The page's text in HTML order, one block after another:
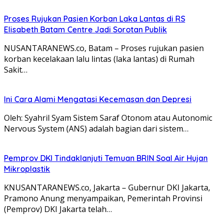
Proses Rujukan Pasien Korban Laka Lantas di RS
Elisabeth Batam Centre Jadi Sorotan Publik
NUSANTARANEWS.co, Batam – Proses rujukan pasien
korban kecelakaan lalu lintas (laka lantas) di Rumah
Sakit…
Ini Cara Alami Mengatasi Kecemasan dan Depresi
Oleh: Syahril Syam Sistem Saraf Otonom atau Autonomic
Nervous System (ANS) adalah bagian dari sistem…
Pemprov DKI Tindaklanjuti Temuan BRIN Soal Air Hujan
Mikroplastik
KNUSANTARANEWS.co, Jakarta – Gubernur DKI Jakarta,
Pramono Anung menyampaikan, Pemerintah Provinsi
(Pemprov) DKI Jakarta telah…